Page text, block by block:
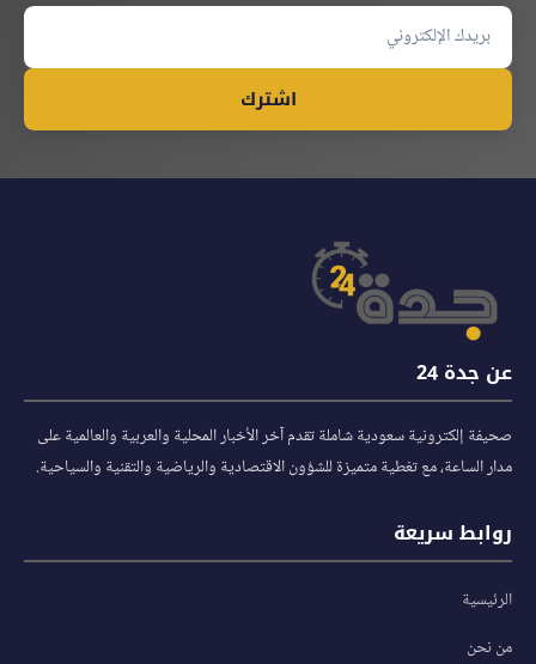
اشترك
عن جدة 24
صحيفة إلكترونية سعودية شاملة تقدم آخر الأخبار المحلية والعربية والعالمية على
مدار الساعة، مع تغطية متميزة للشؤون الاقتصادية والرياضية والتقنية والسياحية.
روابط سريعة
الرئيسية
من نحن